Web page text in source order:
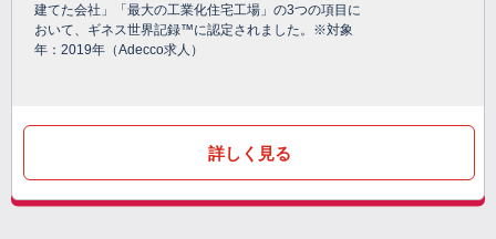
建てた会社」「最大の工業化住宅工場」の3つの項目に
おいて、ギネス世界記録™に認定されました。※対象
年：2019年（Adecco求人）
詳しく見る